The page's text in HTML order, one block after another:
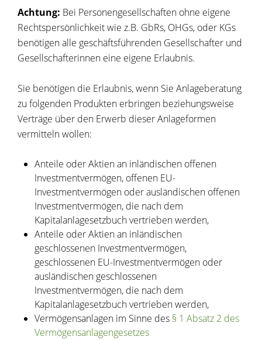
Achtung: Bei Personengesellschaften ohne eigene
Rechtspersönlichkeit wie z.B. GbRs, OHGs, oder KGs
benötigen alle geschäftsführenden Gesellschafter und
Gesellschafterinnen eine eigene Erlaubnis.
Sie benötigen die Erlaubnis, wenn Sie Anlageberatung
zu folgenden Produkten erbringen beziehungsweise
Verträge über den Erwerb dieser Anlageformen
vermitteln wollen:
Anteile oder Aktien an inländischen offenen
Investmentvermögen, offenen EU-
Investmentvermögen oder ausländischen offenen
Investmentvermögen, die nach dem
Kapitalanlagesetzbuch vertrieben werden,
Anteile oder Aktien an inländischen
geschlossenen Investmentvermögen,
geschlossenen EU-Investmentvermögen oder
ausländischen geschlossenen
Investmentvermögen, die nach dem
Kapitalanlagesetzbuch vertrieben werden,
Vermögensanlagen im Sinne des § 1 Absatz 2 des
Vermögensanlagengesetzes